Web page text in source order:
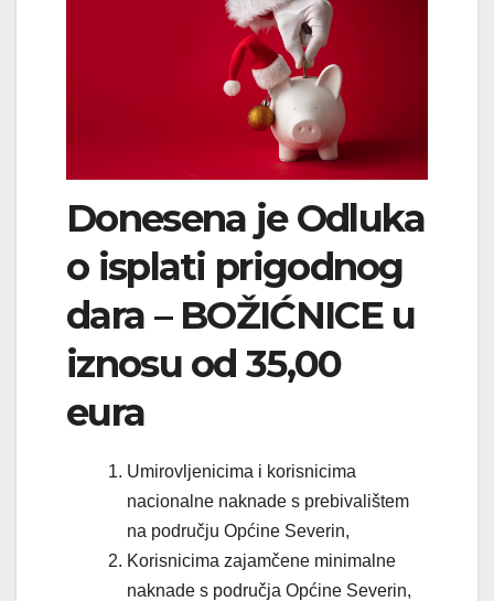
Donesena je Odluka
o isplati prigodnog
dara – BOŽIĆNICE u
iznosu od 35,00
eura
Umirovljenicima i korisnicima
nacionalne naknade s prebivalištem
na području Općine Severin,
Korisnicima zajamčene minimalne
naknade s područja Općine Severin,